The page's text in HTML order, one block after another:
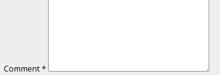
Comment*